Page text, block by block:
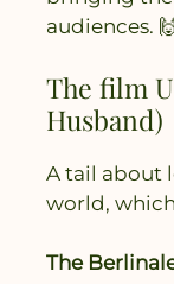
audiences.
The film
Husband)
A tail about
world,
The